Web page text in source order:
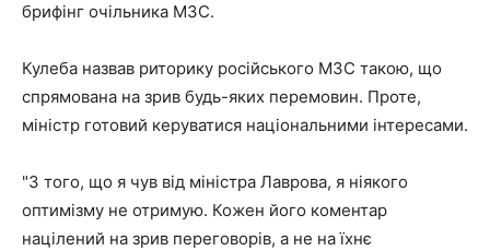
брифінг очільника МЗС.
Кулеба назвав риторику російського МЗС такою, що
спрямована на зрив будь-яких перемовин. Проте,
міністр готовий керуватися національними інтересами.
"З того, що я чув від міністра Лаврова, я ніякого
оптимізму не отримую. Кожен його коментар
націлений на зрив переговорів, а не на їхнє